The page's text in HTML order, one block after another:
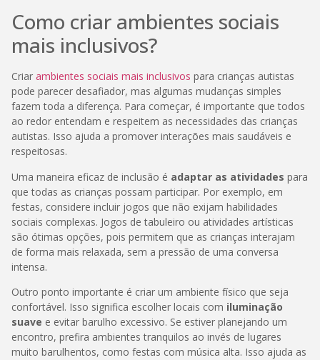
Como criar ambientes sociais
mais inclusivos?
Criar ambientes sociais mais inclusivos para crianças autistas
pode parecer desafiador, mas algumas mudanças simples
fazem toda a diferença. Para começar, é importante que todos
ao redor entendam e respeitem as necessidades das crianças
autistas. Isso ajuda a promover interações mais saudáveis e
respeitosas.
Uma maneira eficaz de inclusão é adaptar as atividades para
que todas as crianças possam participar. Por exemplo, em
festas, considere incluir jogos que não exijam habilidades
sociais complexas. Jogos de tabuleiro ou atividades artísticas
são ótimas opções, pois permitem que as crianças interajam
de forma mais relaxada, sem a pressão de uma conversa
intensa.
Outro ponto importante é criar um ambiente físico que seja
confortável. Isso significa escolher locais com iluminação
suave e evitar barulho excessivo. Se estiver planejando um
encontro, prefira ambientes tranquilos ao invés de lugares
muito barulhentos, como festas com música alta. Isso ajuda as